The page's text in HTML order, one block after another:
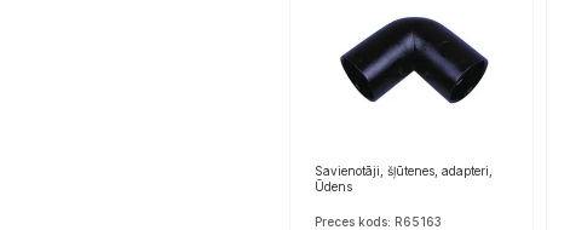
Savienotāji, šļūtenes, adapteri,
Ūdens
Preces kods: R65163